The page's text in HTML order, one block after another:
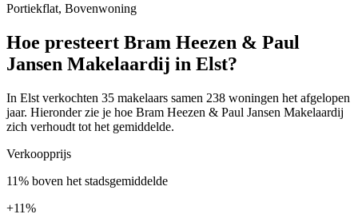
Portiekflat, Bovenwoning
Hoe presteert Bram Heezen & Paul
Jansen Makelaardij in Elst?
In Elst verkochten 35 makelaars samen 238 woningen het afgelopen
jaar. Hieronder zie je hoe Bram Heezen & Paul Jansen Makelaardij
zich verhoudt tot het gemiddelde.
Verkoopprijs
11% boven het stadsgemiddelde
+11%